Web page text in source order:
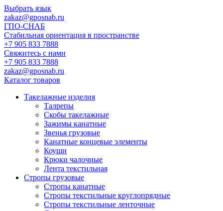
Выбрать язык
zakaz@gposnab.ru
ГПО-СНАБ
Стабильная ориентация в пространстве
+7 905 833 7888
Свяжитесь с нами
+7 905 833 7888
zakaz@gposnab.ru
Каталог товаров
Такелажные изделия
Талрепы
Скобы такелажные
Зажимы канатные
Звенья грузовые
Канатные концевые элементы
Коуши
Крюки чалочные
Лента текстильная
Стропы грузовые
Стропы канатные
Стропы текстильные круглопрядные
Стропы текстильные ленточные